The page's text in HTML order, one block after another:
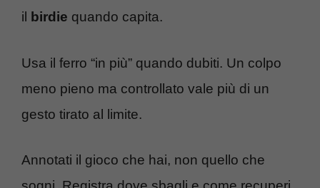
il
birdie quando capita.
Usa il ferro “in più” quando dubiti. Un colpo
meno pieno ma controllato vale più di un
gesto tirato al limite.
Annotati il gioco che hai, non quello che